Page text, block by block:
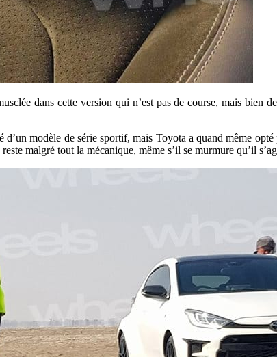
dans cette version qui n’est pas de course, mais bien
modèle de série sportif, mais Toyota a quand même
malgré tout la mécanique, même s’il se murmure qu’il